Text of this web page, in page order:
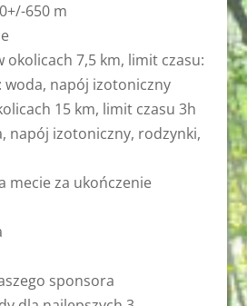
650 m
okolicach 7,5 km, limit czasu:
woda, napój izotoniczny
15 km, limit czasu 3h
napój izotoniczny, rodzynki,
mecie za ukończenie
sponsora